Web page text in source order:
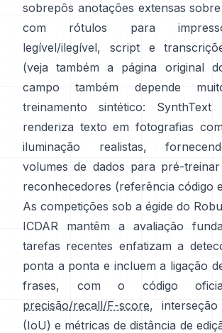
sobrepôs anotações extensas
com rótulos para impresso/
legível/ilegível, script e
(veja também a
página original
campo também depende
treinamento sintético:
renderiza texto em fotografias
iluminação realistas,
volumes de dados para pré-
reconhecedores (referência código
As competições sob a égide do
ICDAR
mantêm a avaliação
tarefas recentes enfatizam a
ponta a ponta e incluem a ligação
frases, com o código
precisão/recall/F-score,
(IoU) e métricas de distância de